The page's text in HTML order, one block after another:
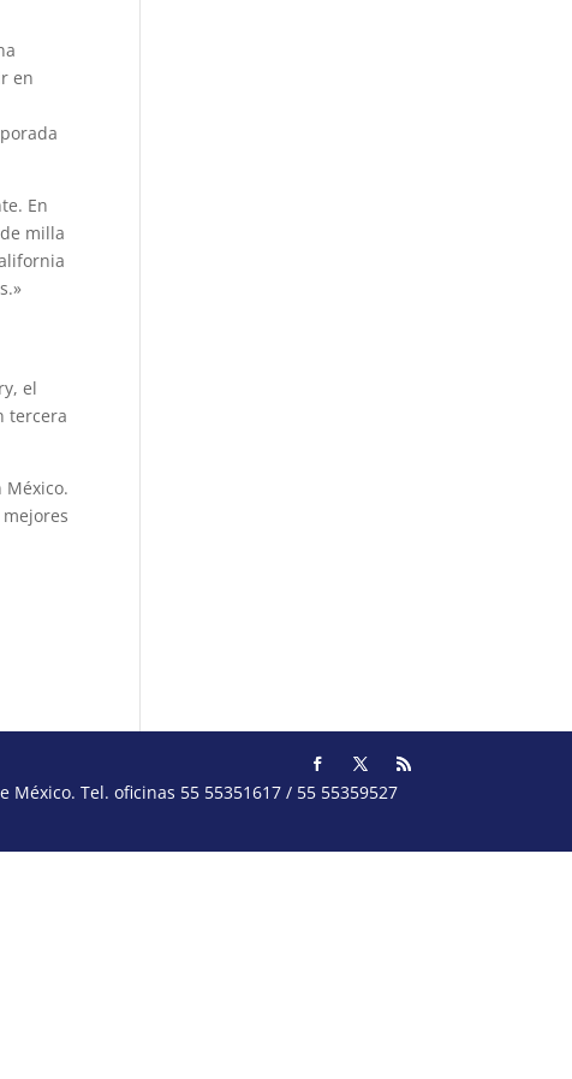
en
En
milla
el
tercera
México.
Tel. oficinas 55 55351617 / 55 55359527